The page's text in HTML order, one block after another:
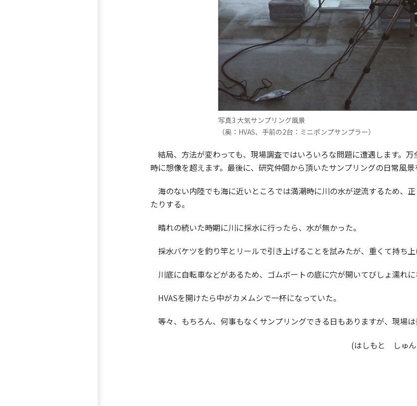
写真3 大気サンプリング風景
（奥：HVAS、手前の2台：ミニポンプサンプラー）
結局、方法が変わっても、現場調査ではいろいろな問題に遭遇します。
時に想像を超えます。最後に、研究仲間から頂いたサンプリングの日常風景
海のない内陸でも海に近いところでは満潮時に川の水が逆流するため、
たりする。
晴れの続いた時期に川に採水に行ったら、水が無かった。
採水バケツを釣り竿とリールで引き上げることを試みたが、重くて持ち上
川底に自転車などがあるため、ゴムボートの底に穴が開いてびしょ濡れに
HVASを開けたら中がカメムシで一杯になっていた。
等々、もちろん、何事もなくサンプリングできる日もありますが、現場は
(はしもと しゅん